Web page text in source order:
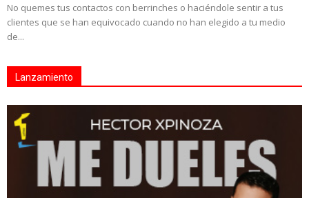
No quemes tus contactos con berrinches o haciéndole sentir a tus
clientes que se han equivocado cuando no han elegido a tu medio
de...
Lanzamiento